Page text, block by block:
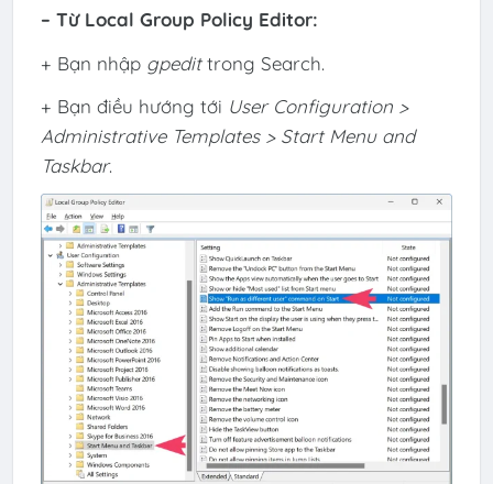
– Từ Local Group Policy Editor:
+ Bạn nhập gpedittrong Search.
+ Bạn điều hướng tới User Configuration >
Administrative Templates > Start Menu and
Taskbar.